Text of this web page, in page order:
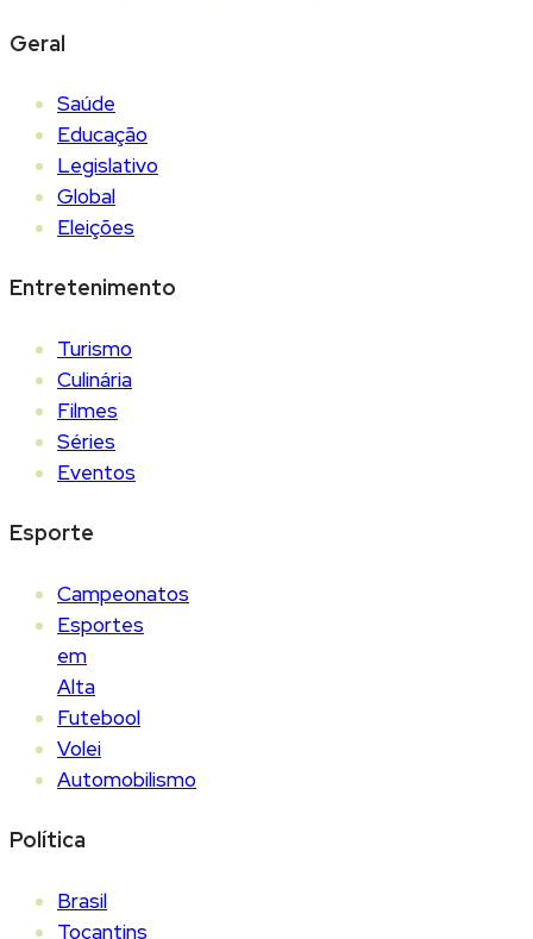
Geral
Saúde
Educação
Legislativo
Global
Eleições
Entretenimento
Turismo
Culinária
Filmes
Séries
Eventos
Esporte
Campeonatos
Esportes
em
Alta
Futebool
Volei
Automobilismo
Política
Brasil
Tocantins